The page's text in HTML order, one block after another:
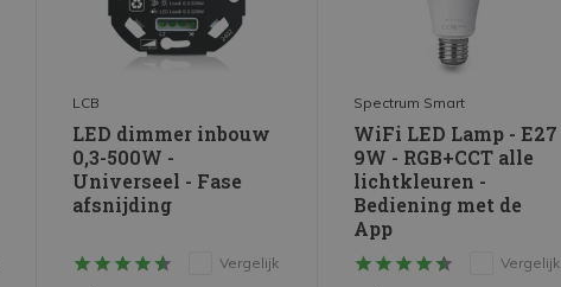
LCB
LED dimmer inbouw
0,3-500W -
Universeel - Fase
afsnijding
Vergelijk
Spectrum Smart
WiFi LED Lamp - E27
9W - RGB+CCT alle
lichtkleuren -
Bediening met de
App
Vergelijk